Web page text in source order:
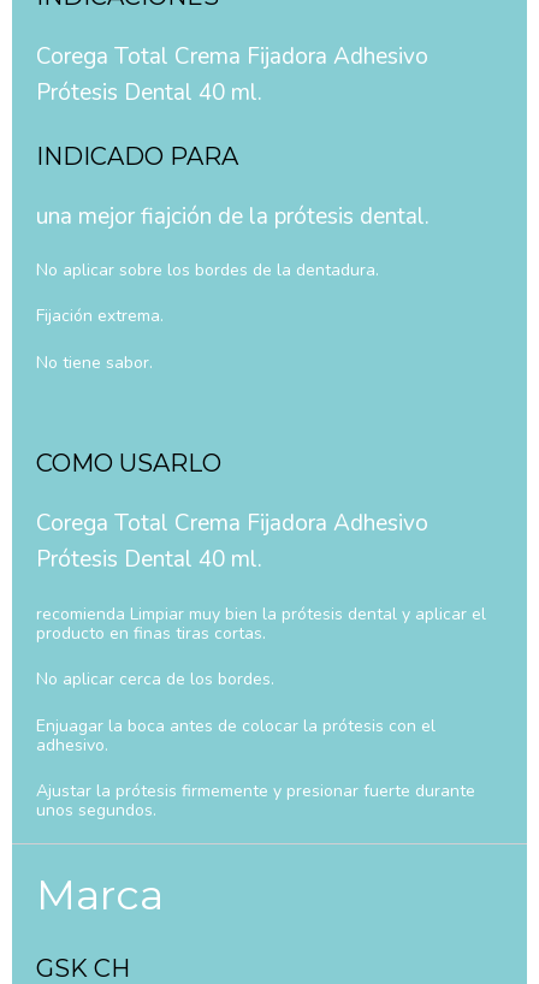
Corega Total Crema Fijadora Adhesivo
Prótesis Dental 40 ml.
INDICADO PARA
una mejor fiajción de la prótesis dental.
No aplicar sobre los bordes de la dentadura.
Fijación extrema.
No tiene sabor.
COMO USARLO
Corega Total Crema Fijadora Adhesivo
Prótesis Dental 40 ml.
recomienda Limpiar muy bien la prótesis dental y aplicar el
producto en finas tiras cortas.
No aplicar cerca de los bordes.
Enjuagar la boca antes de colocar la prótesis con el
adhesivo.
Ajustar la prótesis firmemente y presionar fuerte durante
unos segundos.
Marca
GSK CH